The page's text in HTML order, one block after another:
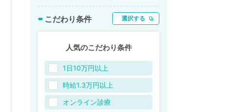
こだわり条件 選択する
人気のこだわり条件
1日10万円以上
時給1.3万円以上
オンライン診療